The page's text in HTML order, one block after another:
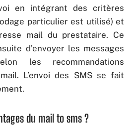
en intégrant des critères
particulier est utilisé) et
mail du prestataire. Ce
d’envoyer les messages
les recommandations
L’envoi des SMS se fait
du mail to sms ?